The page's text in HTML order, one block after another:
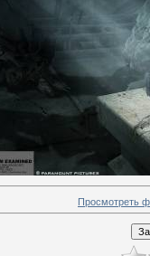
Просмотреть